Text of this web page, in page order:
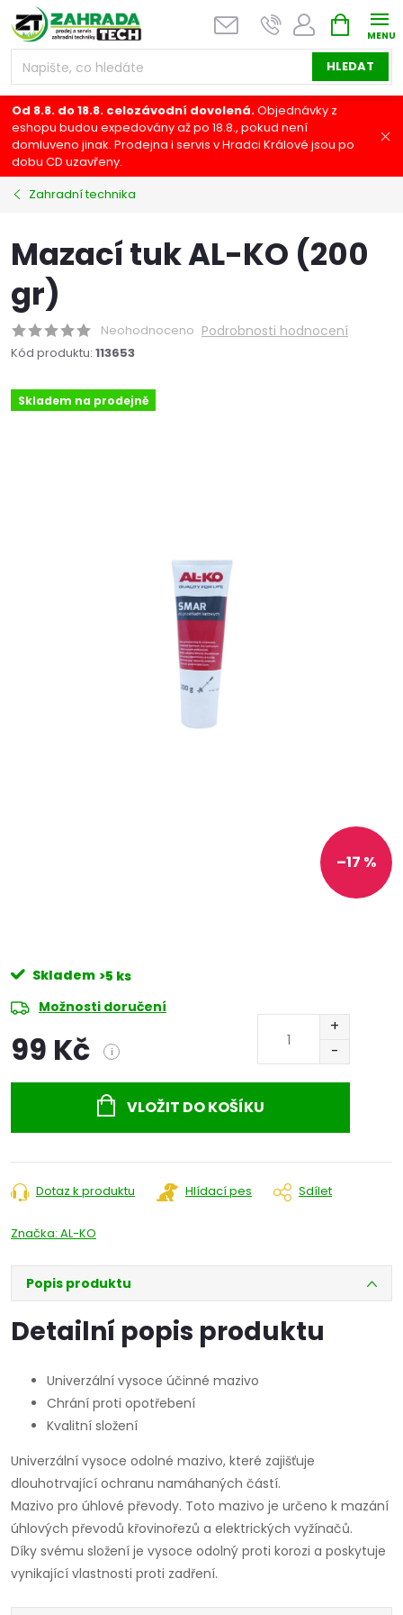
Přejít
na
obsah
HLEDAT
NÁKUPNÍ
KOŠÍK
Od 8.8. do 18.8. celozávodní dovolená.Objednávky z
eshopu budou expedovány až po 18.8., pokud není
domluveno jinak. Prodejna i servis v Hradci Králové jsou po
dobu CD uzavřeny.
Zahradní technika
Mazací tuk AL-KO (200
gr)
Neohodnoceno Podrobnosti hodnocení
Kód produktu: 113653
Skladem na prodejně
–17 %
Skladem >5 ks
Možnosti doručení
99 Kč i
VLOŽIT DO KOŠÍKU
Dotaz k produktu Hlídací pes Sdílet
Značka: AL-KO
Popis produktu
Detailní popis produktu
Univerzální vysoce účinné mazivo
Chrání proti opotřebení
Kvalitní složení
Univerzální vysoce odolné mazivo, které zajišťuje
dlouhotrvající ochranu namáhaných částí.
Mazivo pro úhlové převody. Toto mazivo je určeno k mazání
úhlových převodů křovinořezů a elektrických vyžínačů.
Díky svému složení je vysoce odolný proti korozi a poskytuje
vynikající vlastnosti proti zadření.